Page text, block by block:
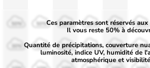
50%
30%
50%
30%
50%
30%
50%
30%
50%
30%
Ces paramètres sont réservés aux
Il vous reste 50% à
Quantité de précipitations, couverture
luminosité, indice UV, humidité de
atmosphérique et